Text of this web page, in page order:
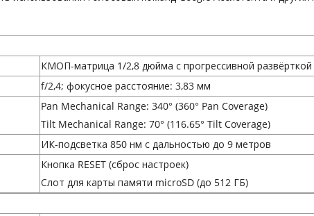
КМОП-матрица 1/2,8 дюйма с прогрессивной развёрткой
f/2,4; фокусное расстояние: 3,83 мм
Pan Mechanical Range: 340° (360° Pan Coverage)
Tilt Mechanical Range: 70° (116.65° Tilt Coverage)
ИК-подсветка 850 нм с дальностью до 9 метров
Кнопка RESET (сброс настроек)
Слот для карты памяти microSD (до 512 ГБ)